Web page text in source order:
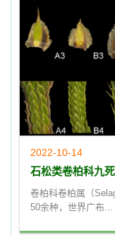
2022-10-14
石松类卷柏科九
卷柏科卷柏属（
50余种，世界广布...